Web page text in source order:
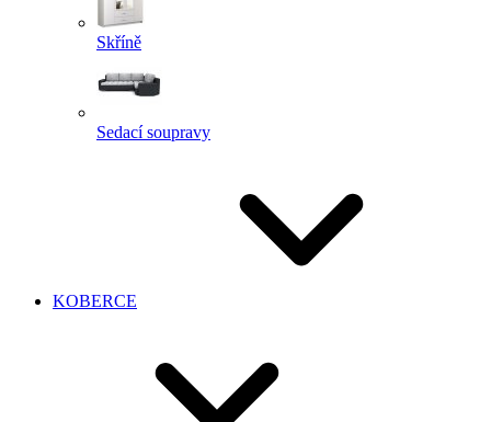
Skříně
Sedací soupravy
KOBERCE